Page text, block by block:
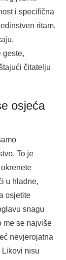
i specifična
ritam.
geste,
čitatelju
osjeća
To je
u hladne,
osjetite
snagu
me se najviše
nevjerojatna
Likovi nisu